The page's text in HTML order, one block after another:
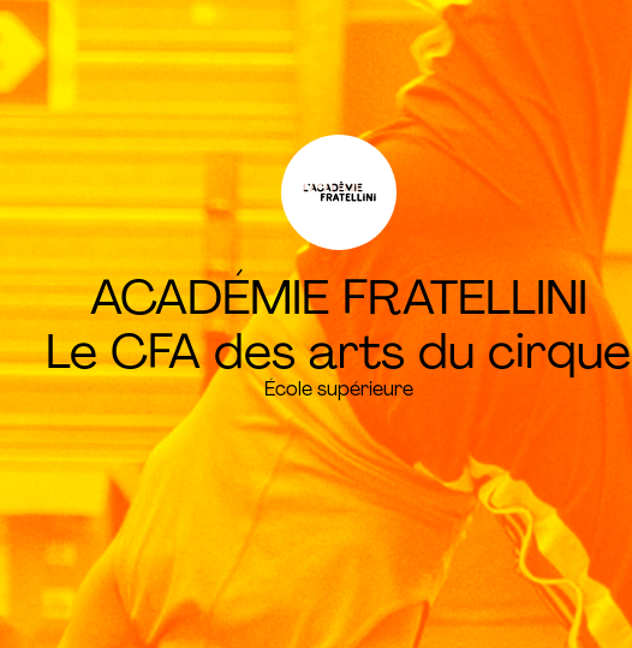
ACADÉMIE FRATELLINI
Le CFA des arts du cirque
École supérieure